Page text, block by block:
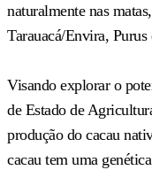
naturalmente nas
Tarauacá/Envira,
Visando explorar o
de Estado de
produção do cacau
cacau tem uma